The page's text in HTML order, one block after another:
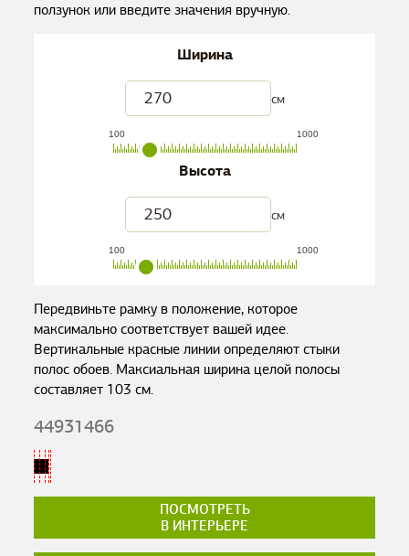
ползунок или введите значения вручную.
Ширина
см
100 1000
Высота
см
100 1000
Передвиньте рамку в положение, которое
максимально соответствует вашей идее.
Вертикальные красные линии определяют стыки
полос обоев. Максиальная ширина целой полосы
составляет 103 см.
44931466
ПОСМОТРЕТЬ
В ИНТЕРЬЕРЕ